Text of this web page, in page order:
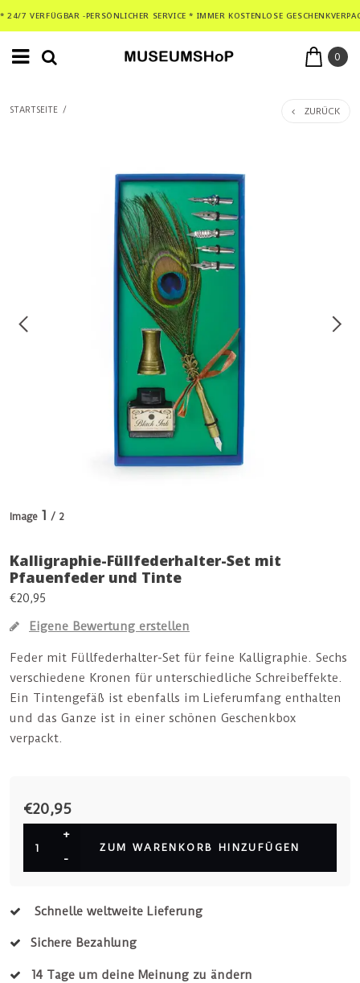
* 24/7 VERFÜGBAR -PERSÖNLICHER SERVICE * IMMER KOSTENLOSE
0
STARTSEITE / ZURÜCK
Image 1 / 2
Kalligraphie-Füllfederhalter-Set mit
Pfauenfeder und Tinte
€20,95
Eigene Bewertung erstellen
Feder mit Füllfederhalter-Set für feine Kalligraphie. Sechs
verschiedene Kronen für unterschiedliche Schreibeffekte.
Ein Tintengefäß ist ebenfalls im Lieferumfang enthalten
und das Ganze ist in einer schönen Geschenkbox
verpackt.
€20,95
+
-
ZUM WARENKORB HINZUFÜGEN
Schnelle weltweite Lieferung
Sichere Bezahlung
14 Tage um deine Meinung zu ändern